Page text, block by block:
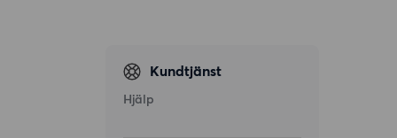
Kundtjänst
Hjälp